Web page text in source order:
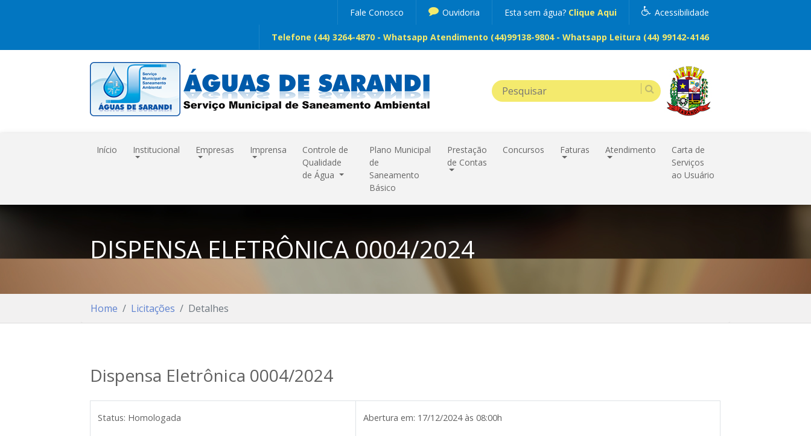
Acessibilidade
Esta sem água? Clique Aqui
Ouvidoria
Fale Conosco
Telefone (44) 3264-4870 - Whatsapp Atendimento (44)99138-9804 - Whatsapp Leitura (44) 99142-4146
Início Institucional Empresas Imprensa
Controle de
Qualidade
de Água
Plano Municipal
de
Saneamento
Básico
Prestação
de Contas
Concursos Faturas Atendimento
Carta de
Serviços
ao Usuário
DISPENSA ELETRÔNICA 0004/2024
Home Licitações Detalhes
Dispensa Eletrônica 0004/2024
Status: Homologada Abertura em: 17/12/2024 às 08:00h